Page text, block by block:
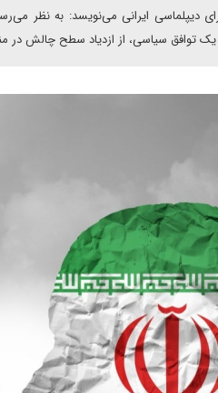
دیپلماسی ایرانی می‌نویسد: به نظر
توافق سیاسی، از ازدیاد سطح چالش در